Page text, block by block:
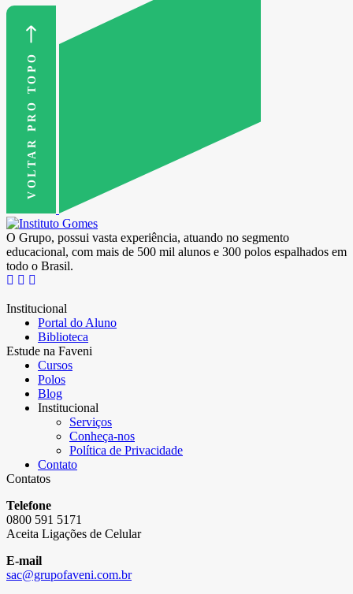
VOLTAR PRO TOPO
O Grupo, possui vasta experiência, atuando no segmento
educacional, com mais de 500 mil alunos e 300 polos espalhados em
todo o Brasil.
Institucional
Portal do Aluno
Biblioteca
Estude na Faveni
Cursos
Polos
Blog
Institucional
Serviços
Conheça-nos
Política de Privacidade
Contato
Contatos
Telefone
0800 591 5171
Aceita Ligações de Celular
E-mail
sac@grupofaveni.com.br